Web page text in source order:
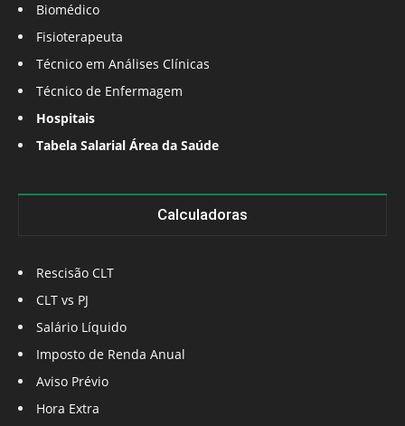
Biomédico
Fisioterapeuta
Técnico em Análises Clínicas
Técnico de Enfermagem
Hospitais
Tabela Salarial Área da Saúde
Calculadoras
Rescisão CLT
CLT vs PJ
Salário Líquido
Imposto de Renda Anual
Aviso Prévio
Hora Extra